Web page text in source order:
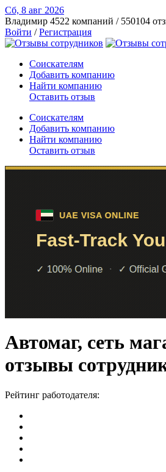
Сб, 8 авг 2026
Владимир 4522 компаний / 550104
Войти /Регистрация
Соискателям
Добавить компанию
Найти компанию
Оставить отзыв
Соискателям
Добавить компанию
Найти компанию
Оставить отзыв
Автомаг, сеть
отзывы
Рейтинг работодателя: